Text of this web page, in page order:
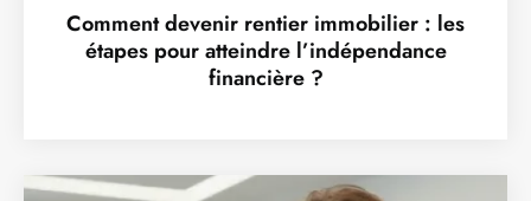
Comment devenir rentier immobilier : les
étapes pour atteindre l’indépendance
financière ?